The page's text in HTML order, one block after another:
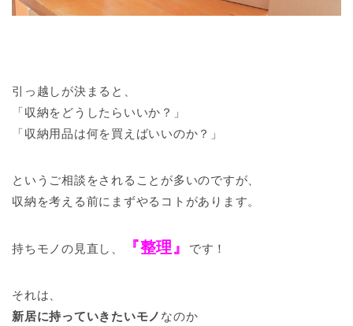
引っ越しが決まると、
「収納をどうしたらいいか？」
「収納用品は何を買えばいいのか？」
というご相談をされることが多いのですが、
収納を考える前にまずやるコトがあります。
持ちモノの見直し、 『整理』 です！
それは、
新居に持っていきたいモノ なのか